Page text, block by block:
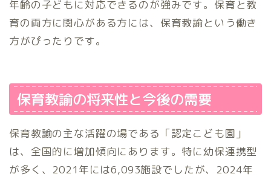
年齢の子どもに対応できるのが強みです。保育と教
育の両方に関心がある方には、保育教諭という働き
方がぴったりです。
保育教諭の将来性と今後の需要
保育教諭の主な活躍の場である「認定こども園」
は、全国的に増加傾向にあります。特に幼保連携型
が多く、2021年には6,093施設でしたが、2024年